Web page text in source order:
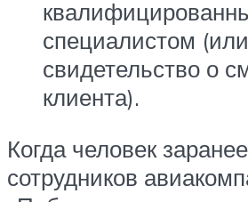
специалистом (или
свидетельство о
клиента).
Когда человек
сотрудников